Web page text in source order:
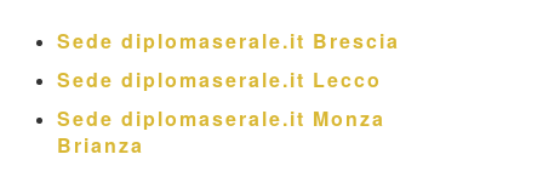
Sede diplomaserale.it Brescia
Sede diplomaserale.it Lecco
Sede diplomaserale.it Monza
Brianza